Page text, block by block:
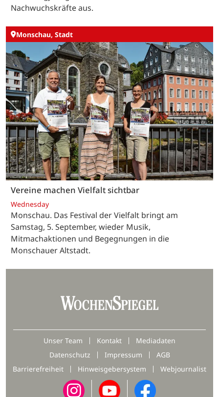
Nachwuchskräfte aus.
Monschau, Stadt
Vereine machen Vielfalt sichtbar
Wednesday
Monschau. Das Festival der Vielfalt bringt am
Samstag, 5. September, wieder Musik,
Mitmachaktionen und Begegnungen in die
Monschauer Altstadt.
Unser Team Kontakt
Mediadaten
Datenschutz
Impressum
AGB
Barrierefreiheit
Hinweisgebersystem Webjournalist